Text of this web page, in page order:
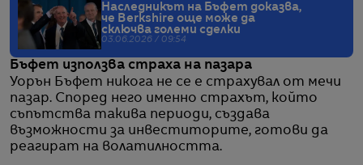
Наследникът на Бъфет доказва,
че Berkshire още може да
сключва големи сделки
03.06.2026 / 09:54
Бъфет използва страха на пазара
Уорън Бъфет никога не се е страхувал от мечи
пазар. Според него именно страхът, който
съпътства такива периоди, създава
възможности за инвеститорите, готови да
реагират на волатилността.